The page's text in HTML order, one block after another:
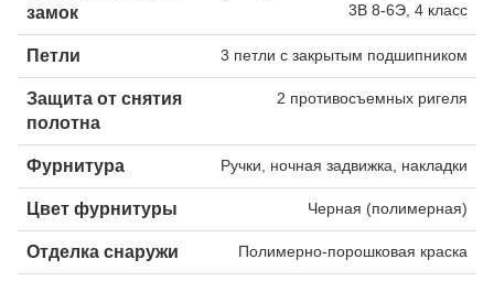
замок
3В 8-6Э, 4 класс
Петли 3 петли с закрытым подшипником
Защита от снятия
полотна
2 противосъемных ригеля
Фурнитура Ручки, ночная задвижка, накладки
Цвет фурнитуры Черная (полимерная)
Отделка снаружи Полимерно-порошковая краска